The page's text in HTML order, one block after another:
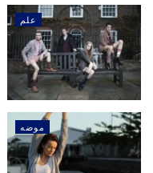
علم
موضه